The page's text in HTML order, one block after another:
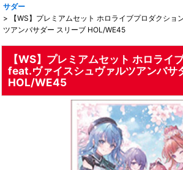
サダー
>
【WS】プレミアムセット ホロライブプロダクシ
ツアンバサダー スリーブ HOL/WE45
【WS】プレミアムセット ホロライ
feat.ヴァイスシュヴァルツアンバサ
HOL/WE45